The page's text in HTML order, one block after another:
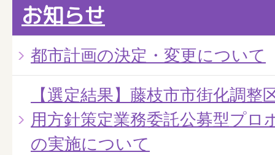
お知らせ
都市計画の決定・変更について
【選定結果】藤枝市市街化調
用方針策定業務委託公募型プロ
の実施について